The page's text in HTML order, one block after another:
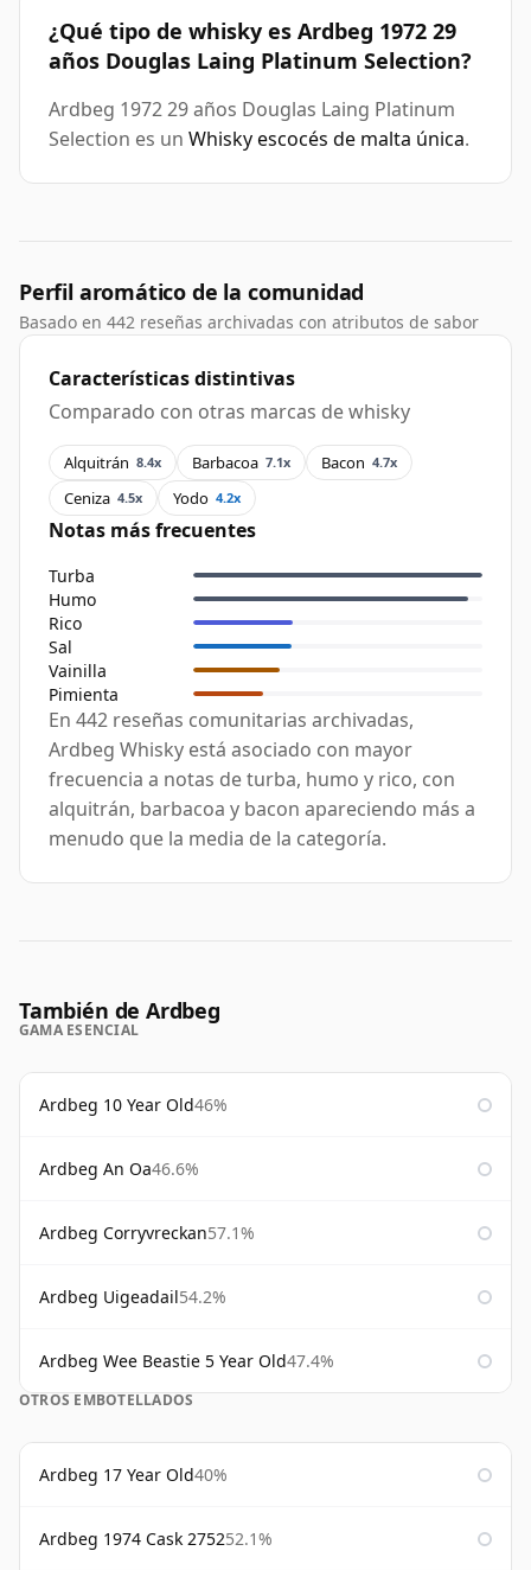
¿Qué tipo de whisky es Ardbeg 1972 29
años Douglas Laing Platinum Selection?
Ardbeg 1972 29 años Douglas Laing Platinum
Selection es un Whisky escocés de malta única.
Perfil aromático de la comunidad
Basado en 442 reseñas archivadas con atributos de sabor
Características distintivas
Comparado con otras marcas de whisky
Alquitrán 8.4x Barbacoa 7.1x Bacon 4.7x
Ceniza 4.5x Yodo 4.2x
Notas más frecuentes
Turba
Humo
Rico
Sal
Vainilla
Pimienta
En 442 reseñas comunitarias archivadas,
Ardbeg Whisky está asociado con mayor
frecuencia a notas de turba, humo y rico, con
alquitrán, barbacoa y bacon apareciendo más a
menudo que la media de la categoría.
También de Ardbeg
GAMA ESENCIAL
Ardbeg 10 Year Old46%
Ardbeg An Oa46.6%
Ardbeg Corryvreckan57.1%
Ardbeg Uigeadail54.2%
Ardbeg Wee Beastie 5 Year Old47.4%
OTROS EMBOTELLADOS
Ardbeg 17 Year Old40%
Ardbeg 1974 Cask 275252.1%